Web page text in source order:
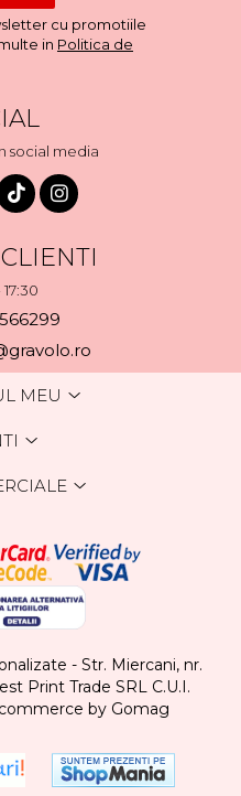
cu promotiile
in Politica de
social media
MEU
- Str. Miercani, nr.
Print Trade SRL C.U.I.
by Gomag